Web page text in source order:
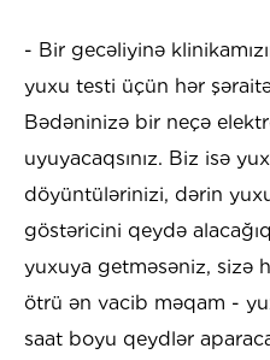
- Bir gecəliyinə
yuxu testi üçün hər
Bədəninizə bir neçə
uyuyacaqsınız. Biz isə
döyüntülərinizi, dərin
göstəricini qeydə
yuxuya getməsəniz, sizə
ötrü ən vacib məqam -
saat boyu qeydlər